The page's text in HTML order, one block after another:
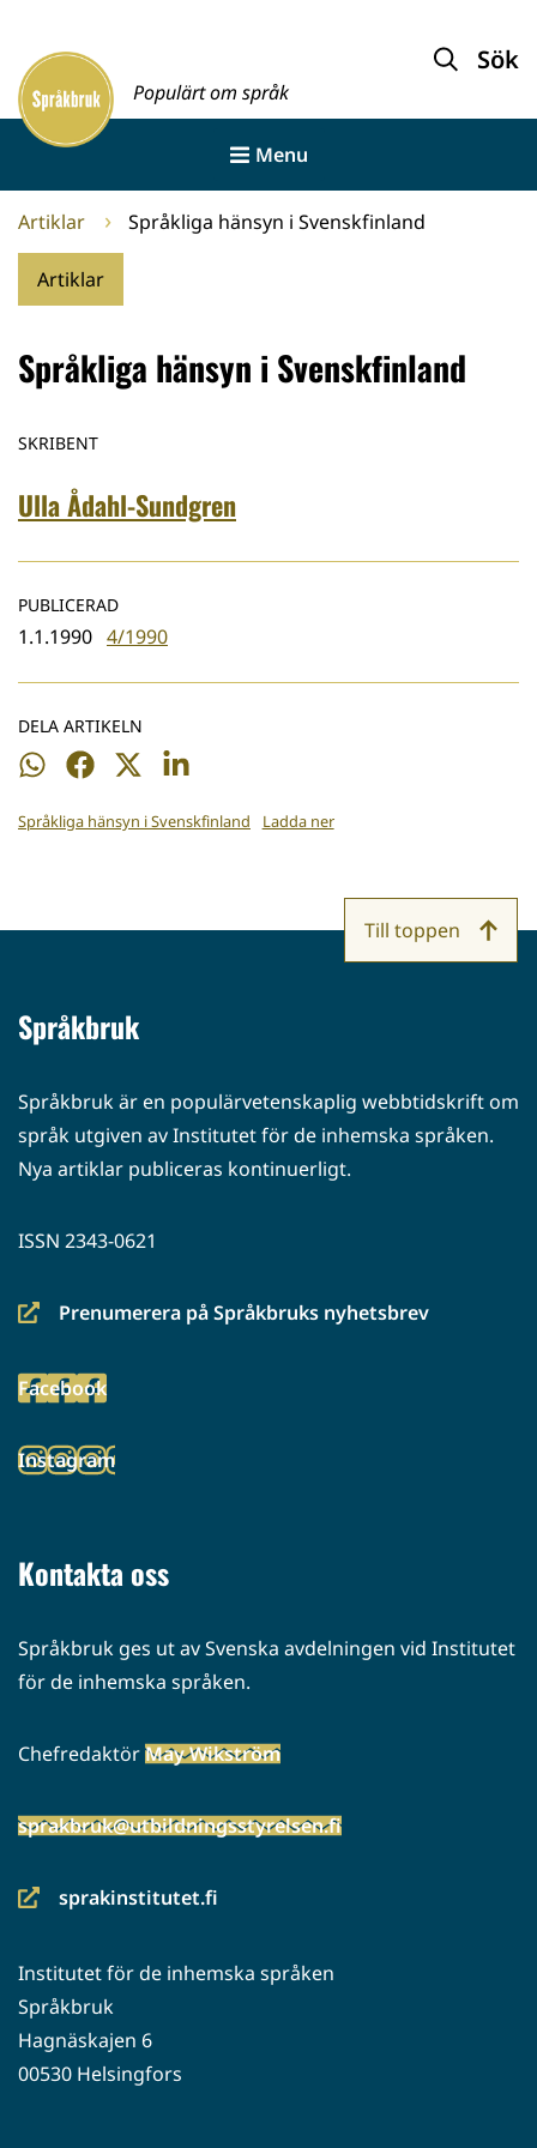
innehållet
Framsida
Populärt om språk
Sök
Menu
Artiklar Språkliga hänsyn i Svenskfinland
Artiklar
Språkliga hänsyn i Svenskfinland
SKRIBENT
Ulla Ådahl-Sundgren
PUBLICERAD
1.1.1990 4/1990
DELA ARTIKELN
Dela
WhatsApp
Dela
Facebook
Dela
Twitter
Dela
LinkedIn
Språkliga hänsyn i Svenskfinland Ladda ner
Språkbruk
Språkbruk är en populärvetenskaplig webbtidskrift om
språk utgiven av Institutet för de inhemska språken.
Nya artiklar publiceras kontinuerligt.
ISSN 2343-0621
Prenumerera på Språkbruks nyhetsbrev
(siirryt
palveluun)
Facebook
(siirryt
palveluun)
Instagram
(siirryt
Kontakta oss
Språkbruk ges ut av Svenska avdelningen vid Institutet
för de inhemska språken.
ChefredaktörMay Wikström
sprakbruk@utbildningsstyrelsen.fi
sprakinstitutet.fi
(siirryt
palveluun)
Institutet för de inhemska språken
Språkbruk
Hagnäskajen 6
00530 Helsingfors
Till toppen